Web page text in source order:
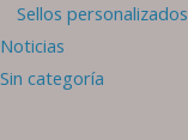
Sellos personalizados
Noticias
Sin categoría